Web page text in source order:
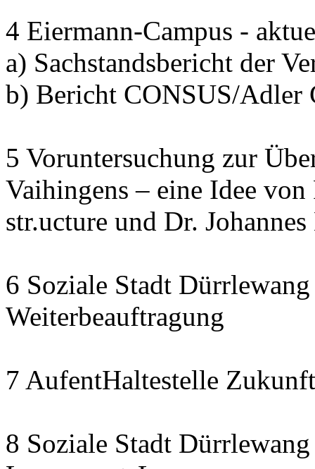
4 Eiermann-Campus -
a) Sachstandsbericht der
b) Bericht CONSUS/Adler
5 Voruntersuchung zur
Vaihingens – eine Idee
str.ucture und Dr.
6 Soziale Stadt
Weiterbeauftragung
7 AufentHaltestelle
8 Soziale Stadt